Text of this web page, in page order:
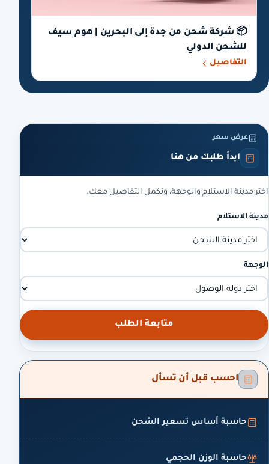
📦 شركة شحن من جدة إلى البحرين | هوم سيف
للشحن الدولي
التفاصيل
عرض سعر
ابدأ طلبك من هنا
اختر مدينة الاستلام والوجهة، ونكمل التفاصيل معك.
مدينة الاستلام
الوجهة
متابعة الطلب
احسب قبل أن تسأل
حاسبة أساس تسعير الشحن
حاسبة الوزن الحجمي